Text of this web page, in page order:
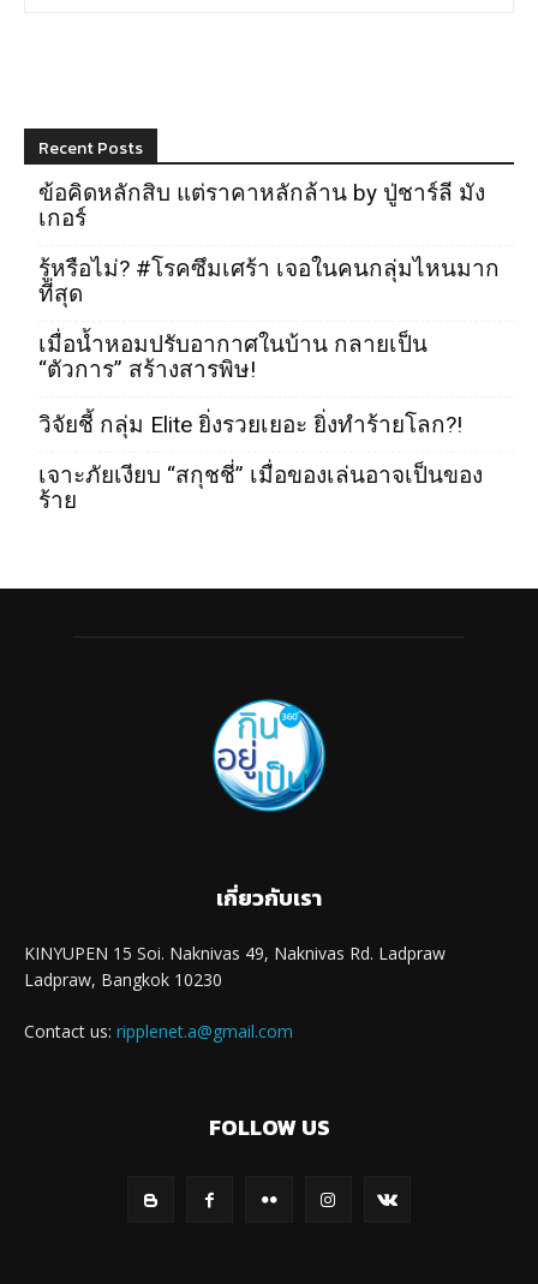
Recent Posts
ข้อคิดหลักสิบ แต่ราคาหลักล้าน by ปู่ชาร์ลี มัง
เกอร์
รู้หรือไม่? #โรคซึมเศร้า เจอในคนกลุ่มไหนมาก
ที่สุด
เมื่อน้ำหอมปรับอากาศในบ้าน กลายเป็น
“ตัวการ” สร้างสารพิษ!
วิจัยชี้ กลุ่ม Elite ยิ่งรวยเยอะ ยิ่งทำร้ายโลก?!
เจาะภัยเงียบ “สกุชชี่” เมื่อของเล่นอาจเป็นของ
ร้าย
เกี่ยวกับเรา
KINYUPEN 15 Soi. Naknivas 49, Naknivas Rd. Ladpraw
Ladpraw, Bangkok 10230
Contact us: ripplenet.a@gmail.com
FOLLOW US